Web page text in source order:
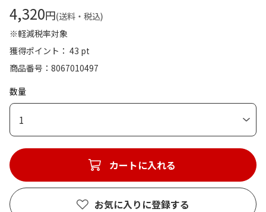
4,320円(送料・税込)
※軽減税率対象
獲得ポイント： 43 pt
商品番号
8067010497
数量
1
カートに入れる
お気に入りに登録する